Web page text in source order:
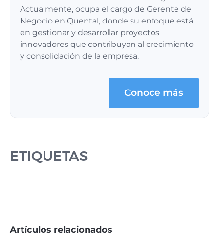
Actualmente, ocupa el cargo de Gerente de
Negocio en Quental, donde su enfoque está
en gestionar y desarrollar proyectos
innovadores que contribuyan al crecimiento
y consolidación de la empresa.
Conoce más
ETIQUETAS
Artículos relacionados